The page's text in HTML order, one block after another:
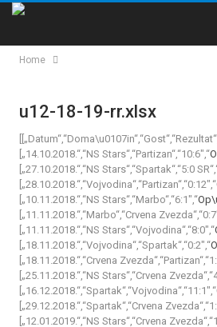
Home
u12-18-19-rr.xlsx
[„14.10.2018.“,“NS Stars“,“Partizan“,“10:6″,“
[„27.10.2018.“,“NS Stars“,“Spartak“,“5:0
[„28.10.2018.“,“Vojvodina“,“Partizan“,“0:12″,“
[„10.11.2018.“,“NS Stars“,“Marbo“,“6:1″,“
[„11.11.2018.“,“Marbo“,“Crvena
[„11.11.2018.“,“NS Stars“,“Vojvodina“,“8:0″,“
[„18.11.2018.“,“Vojvodina“,“Spartak“,“0:2″,“
[„18.11.2018.“,“Crvena
[„25.11.2018.“,“NS Stars“,“Crvena
[„16.12.2018.“,“Spartak“,“Vojvodina“,“11:1″,“
[„29.12.2018.“,“Spartak“,“Crvena
[„12.01.2019.“,“NS Stars“,“Crvena